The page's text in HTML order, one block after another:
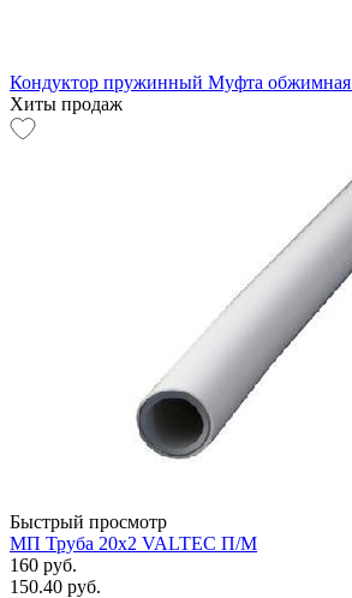
Кондуктор пружинный Муфта обжимная
Хиты продаж
Быстрый просмотр
МП Труба 20х2 VALTEC П/М
160 руб.
150.40 руб.